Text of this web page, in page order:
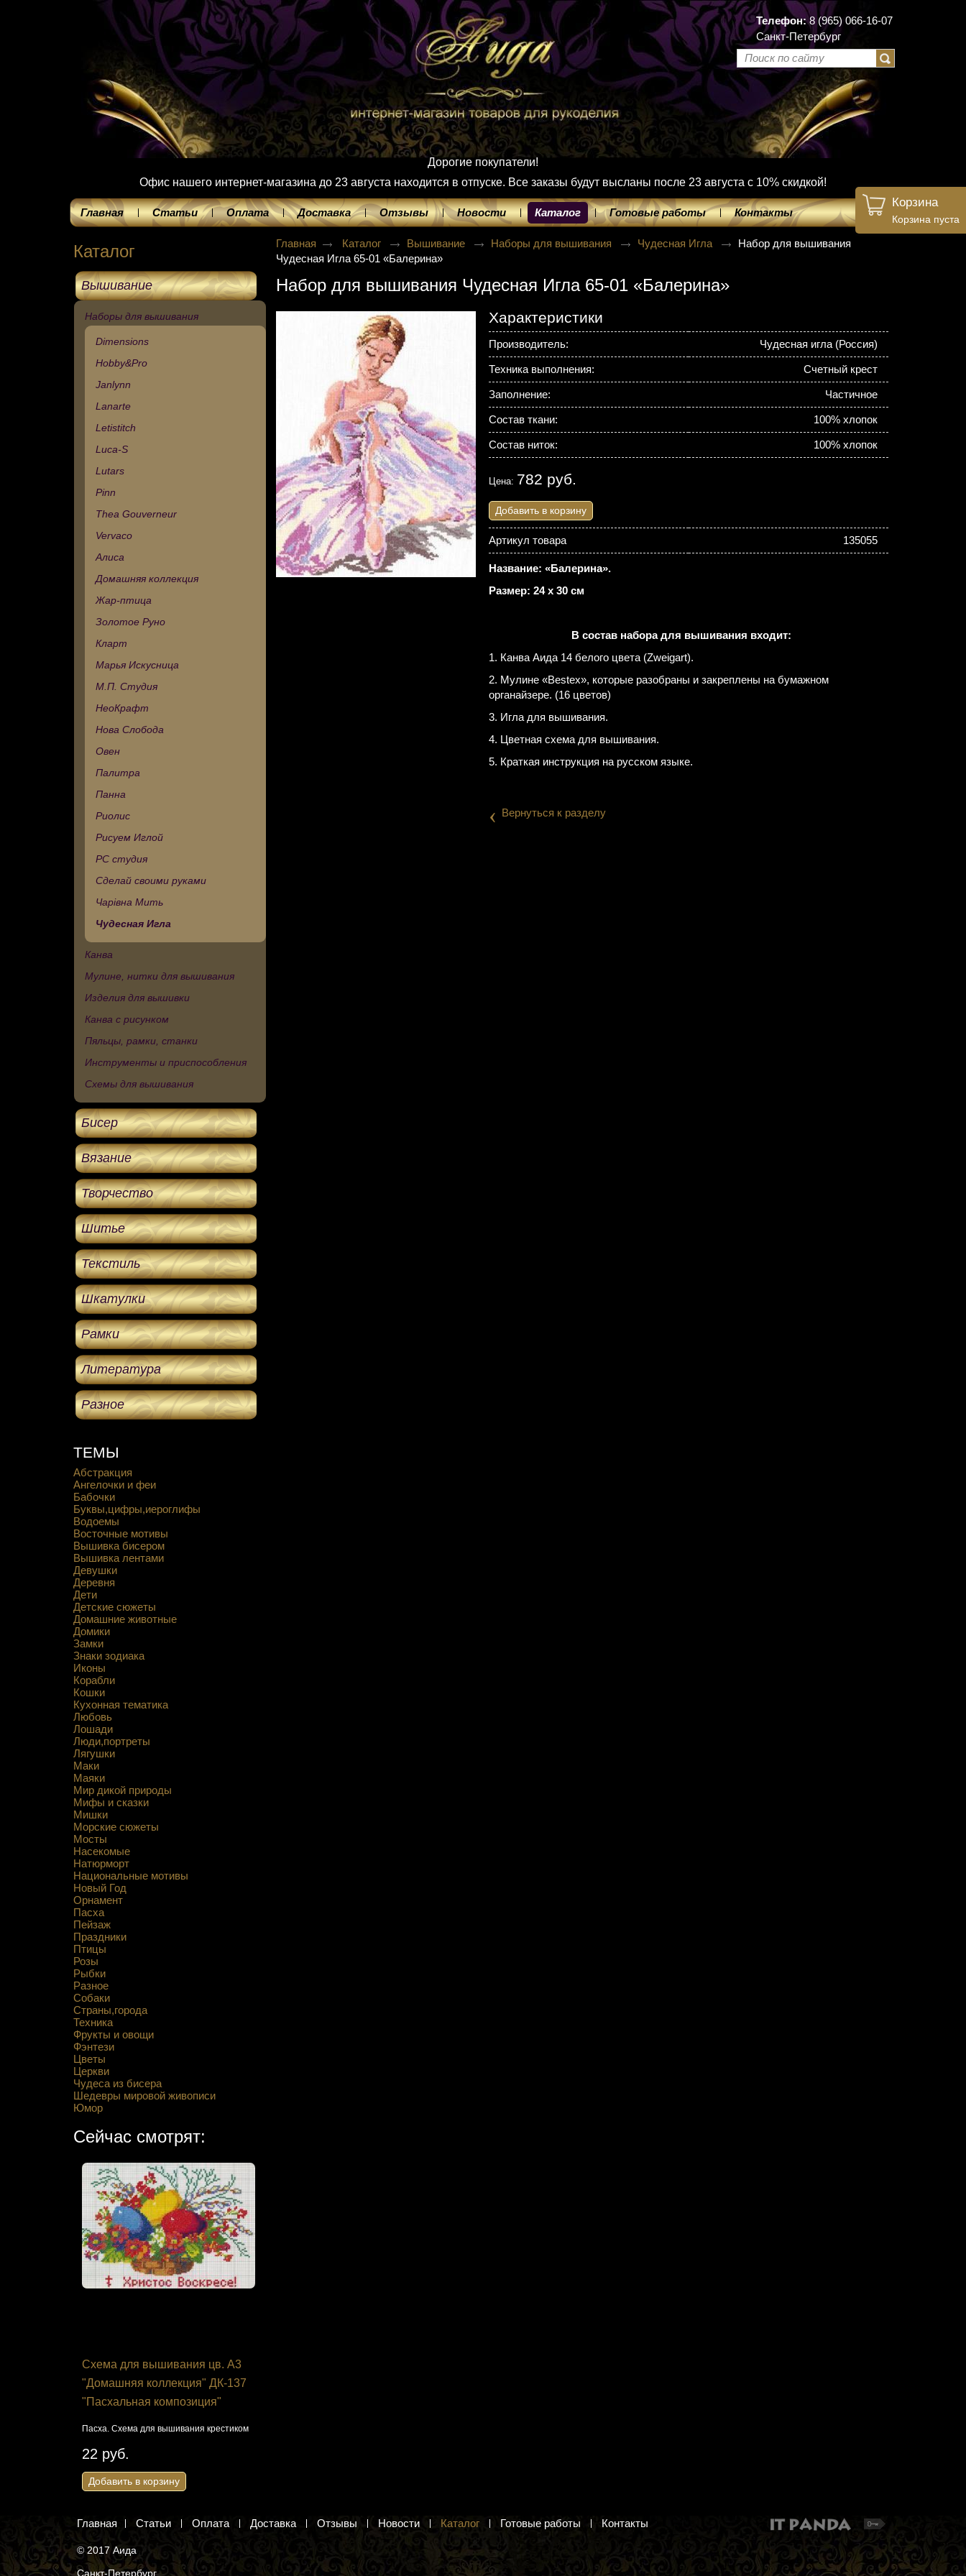
Телефон:8 (965) 066-16-07
Санкт-Петербург
Дорогие покупатели!
Офис нашего интернет-магазина до 23 августа находится в отпуске. Все заказы будут высланы после 23 августа с 10% скидкой!
Главная Статьи Оплата Доставка Отзывы Новости Каталог Готовые работы Контакты
Каталог
Вышивание
Наборы для вышивания
Dimensions
Hobby&Pro
Janlynn
Lanarte
Letistitch
Luca-S
Lutars
Pinn
Thea Gouverneur
Vervaco
Алиса
Домашняя коллекция
Жар-птица
Золотое Руно
Кларт
Марья Искусница
М.П. Студия
НеоКрафт
Нова Слобода
Овен
Палитра
Панна
Риолис
Рисуем Иглой
РС студия
Сделай своими руками
Чарівна Мить
Чудесная Игла
Канва
Мулине, нитки для вышивания
Изделия для вышивки
Канва с рисунком
Пяльцы, рамки, станки
Инструменты и приспособления
Схемы для вышивания
Бисер
Вязание
Творчество
Шитье
Текстиль
Шкатулки
Рамки
Литература
Разное
Корзина
Корзина пуста
ТЕМЫ
Абстракция
Ангелочки и феи
Бабочки
Буквы,цифры,иероглифы
Водоемы
Восточные мотивы
Вышивка бисером
Вышивка лентами
Девушки
Деревня
Дети
Детские сюжеты
Домашние животные
Домики
Замки
Знаки зодиака
Иконы
Корабли
Кошки
Кухонная тематика
Любовь
Лошади
Люди,портреты
Лягушки
Маки
Маяки
Мир дикой природы
Мифы и сказки
Мишки
Морские сюжеты
Мосты
Насекомые
Натюрморт
Национальные мотивы
Новый Год
Орнамент
Пасха
Пейзаж
Праздники
Птицы
Розы
Рыбки
Разное
Собаки
Страны,города
Техника
Фрукты и овощи
Фэнтези
Цветы
Церкви
Чудеса из бисера
Шедевры мировой живописи
Юмор
Сейчас смотрят:
Схема для вышивания цв. А3
"Домашняя коллекция" ДК-137
"Пасхальная композиция"
Пасха. Схема для вышивания крестиком
22 руб.
Добавить в корзину
Главная Каталог Вышивание Наборы для вышивания Чудесная Игла
Набор для вышивания
Чудесная Игла 65-01 «Балерина»
Набор для вышивания Чудесная Игла 65-01 «Балерина»
Характеристики
Производитель: Чудесная игла (Россия)
Техника выполнения: Счетный крест
Заполнение: Частичное
Состав ткани: 100% хлопок
Состав ниток: 100% хлопок
Цена: 782 руб.
Добавить в корзину
Артикул товара 135055
Название: «Балерина».
Размер: 24 х 30 см
В состав набора для вышивания входит:
1. Канва Аида 14 белого цвета (Zweigart).
2. Мулине «Веsteх», которые разобраны и закреплены на бумажном
органайзере. (16 цветов)
3. Игла для вышивания.
4. Цветная схема для вышивания.
5. Краткая инструкция на русском языке.
‹ Вернуться к разделу
Главная Статьи Оплата Доставка Отзывы Новости Каталог Готовые работы Контакты
© 2017 Аида
Санкт-Петербург